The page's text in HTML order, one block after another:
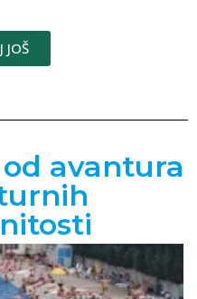
JOŠ
od avantura